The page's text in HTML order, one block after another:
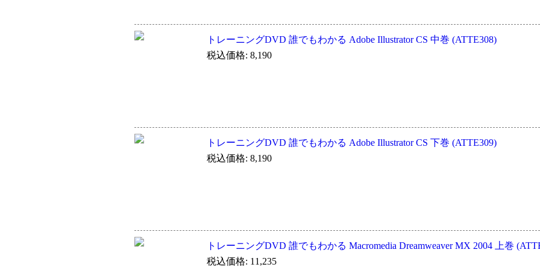
トレーニングDVD 誰でもわかる Adobe Illustrator CS 中巻 (ATTE308)
税込価格: 8,190
トレーニングDVD 誰でもわかる Adobe Illustrator CS 下巻 (ATTE309)
税込価格: 8,190
トレーニングDVD 誰でもわかる Macromedia Dreamweaver MX 2004 上巻
税込価格: 11,235